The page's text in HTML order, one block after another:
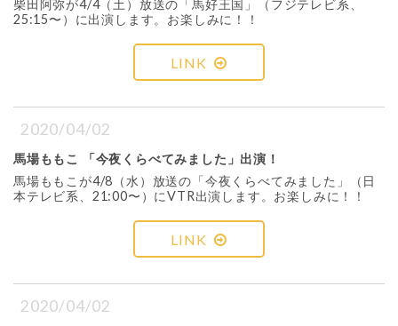
柴田阿弥が4/4（土）放送の「馬好王国」（フジテレビ系、
25:15〜）に出演します。お楽しみに！！
LINK
2020/04/02
馬場ももこ 「今夜くらべてみました」出演！
馬場ももこが4/8（水）放送の「今夜くらべてみました」（日
本テレビ系、21:00〜）にVTR出演します。お楽しみに！！
LINK
2020/04/02